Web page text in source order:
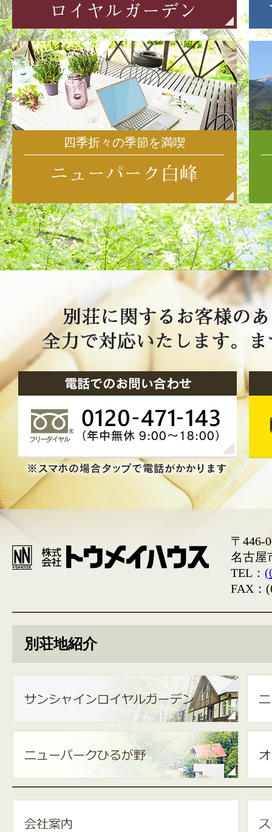
四季折々の季節を満喫
〒446-
名古屋
TEL：
FAX：
別荘地紹介